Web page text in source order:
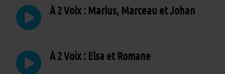
À 2 Voix : Marius, Marceau et Johan
À 2 Voix : Elsa et Romane